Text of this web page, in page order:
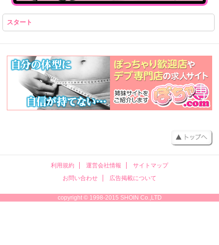
スタート
利用規約 運営会社情報
サイトマップ
お問い合わせ
広告掲載について
copyright © 1998-2015 SHOIN Co.,LTD